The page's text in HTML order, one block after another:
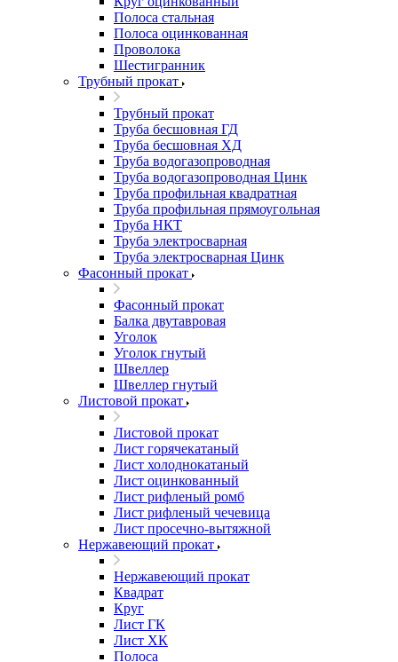
Полоса стальная
Полоса оцинкованная
Проволока
Шестигранник
Трубный прокат
Трубный прокат
Труба бесшовная ГД
Труба бесшовная ХД
Труба водогазопроводная
Труба водогазопроводная Цинк
Труба профильная квадратная
Труба профильная прямоугольная
Труба НКТ
Труба электросварная
Труба электросварная Цинк
Фасонный прокат
Фасонный прокат
Балка двутавровая
Уголок
Уголок гнутый
Швеллер
Швеллер гнутый
Листовой прокат
Листовой прокат
Лист горячекатаный
Лист холоднокатаный
Лист оцинкованный
Лист рифленый ромб
Лист рифленый чечевица
Лист просечно-вытяжной
Нержавеющий прокат
Нержавеющий прокат
Квадрат
Круг
Лист ГК
Лист ХК
Полоса